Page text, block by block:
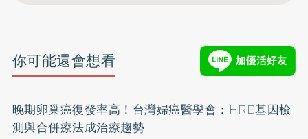
你可能還會想看
晚期卵巢癌復發率高！台灣婦癌醫學會：HRD基因檢
測與合併療法成治療趨勢